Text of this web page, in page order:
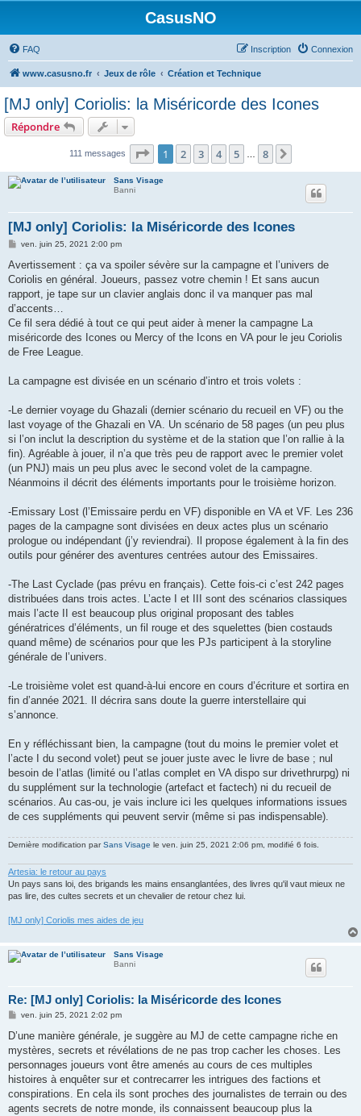
CasusNO
FAQ Connexion
Inscription
www.casusno.fr Jeux de rôle Création et Technique
[MJ only] Coriolis: la Miséricorde des Icones
Répondre
111 messages Page 1sur8
1 2 3 4 5 8
Sans Visage
Banni
[MJ only] Coriolis: la Miséricorde des Icones
M
s
a
g
e
ven. juin 25, 2021 2:00 pm
Avertissement : ça va spoiler sévère sur la campagne et l’univers de
Coriolis en général. Joueurs, passez votre chemin ! Et sans aucun
rapport, je tape sur un clavier anglais donc il va manquer pas mal
d’accents…
Ce fil sera dédié à tout ce qui peut aider à mener la campagne La
miséricorde des Icones ou Mercy of the Icons en VA pour le jeu Coriolis
de Free League.
La campagne est divisée en un scénario d’intro et trois volets :
-Le dernier voyage du Ghazali (dernier scénario du recueil en VF) ou the
last voyage of the Ghazali en VA. Un scénario de 58 pages (un peu plus
si l’on inclut la description du système et de la station que l’on rallie à la
fin). Agréable à jouer, il n’a que très peu de rapport avec le premier volet
(un PNJ) mais un peu plus avec le second volet de la campagne.
Néanmoins il décrit des éléments importants pour le troisième horizon.
-Emissary Lost (l’Emissaire perdu en VF) disponible en VA et VF. Les 236
pages de la campagne sont divisées en deux actes plus un scénario
prologue ou indépendant (j’y reviendrai). Il propose également à la fin des
outils pour générer des aventures centrées autour des Emissaires.
-The Last Cyclade (pas prévu en français). Cette fois-ci c’est 242 pages
distribuées dans trois actes. L’acte I et III sont des scénarios classiques
mais l’acte II est beaucoup plus original proposant des tables
génératrices d’éléments, un fil rouge et des squelettes (bien costauds
quand même) de scénarios pour que les PJs participent à la storyline
générale de l’univers.
-Le troisième volet est quand-à-lui encore en cours d’écriture et sortira en
fin d’année 2021. Il décrira sans doute la guerre interstellaire qui
s’annonce.
En y réfléchissant bien, la campagne (tout du moins le premier volet et
l’acte I du second volet) peut se jouer juste avec le livre de base ; nul
besoin de l’atlas (limité ou l’atlas complet en VA dispo sur drivethrurpg) ni
du supplément sur la technologie (artefact et factech) ni du recueil de
scénarios. Au cas-ou, je vais inclure ici les quelques informations issues
de ces suppléments qui peuvent servir (même si pas indispensable).
Dernière modification parSans Visage le ven. juin 25, 2021 2:06 pm, modifié 6 fois.
Artesia: le retour au pays
Un pays sans loi, des brigands les mains ensanglantées, des livres qu'il vaut mieux ne
pas lire, des cultes secrets et un chevalier de retour chez lui.
[MJ only] Coriolis mes aides de jeu
Sans Visage
Banni
Re: [MJ only] Coriolis: la Miséricorde des Icones
M
s
a
g
ven. juin 25, 2021 2:02 pm
D’une manière générale, je suggère au MJ de cette campagne riche en
mystères, secrets et révélations de ne pas trop cacher les choses. Les
personnages joueurs vont être amenés au cours de ces multiples
histoires à enquêter sur et contrecarrer les intrigues des factions et
conspirations. En cela ils sont proches des journalistes de terrain ou des
agents secrets de notre monde, ils connaissent beaucoup plus la